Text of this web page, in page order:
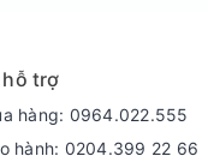
hỗ trợ
hàng: 0964.022.555
hành: 0204.399 22 66